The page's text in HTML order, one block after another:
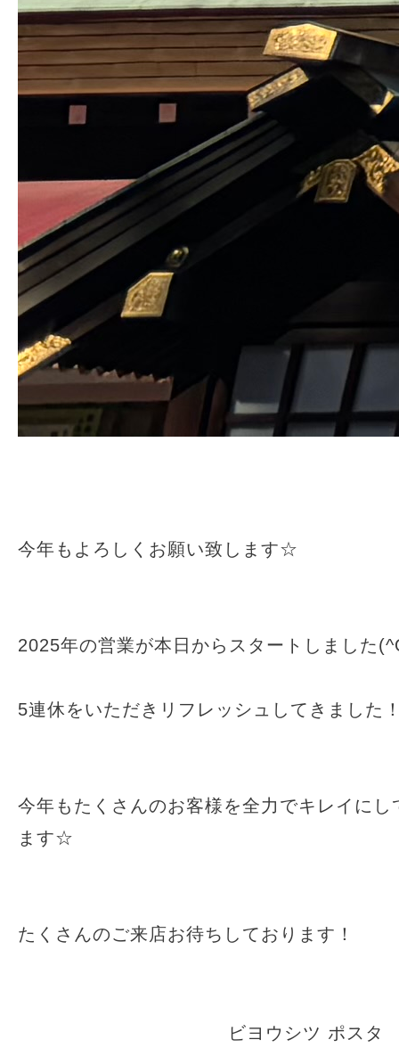
今年もよろしくお願い致します☆
2025年の営業が本日からスタートしました
5連休をいただきリフレッシュしてきました
今年もたくさんのお客様を全力でキレイにし
ます☆
たくさんのご来店お待ちしております！
ビヨウシツ ポスタ